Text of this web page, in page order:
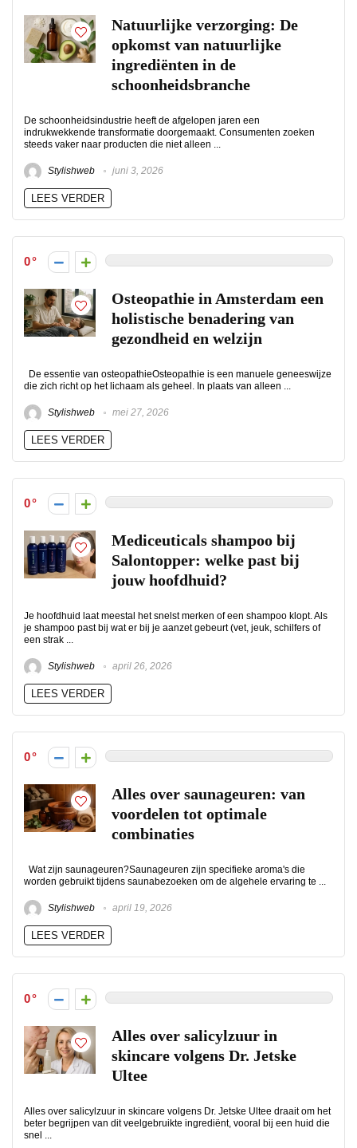
Natuurlijke verzorging: De
opkomst van natuurlijke
ingrediënten in de
schoonheidsbranche
De schoonheidsindustrie heeft de afgelopen jaren een
indrukwekkende transformatie doorgemaakt. Consumenten zoeken
steeds vaker naar producten die niet alleen ...
Stylishweb juni 3, 2026
LEES VERDER
0
Osteopathie in Amsterdam een
holistische benadering van
gezondheid en welzijn
De essentie van osteopathieOsteopathie is een manuele geneeswijze
die zich richt op het lichaam als geheel. In plaats van alleen ...
Stylishweb mei 27, 2026
LEES VERDER
0
Mediceuticals shampoo bij
Salontopper: welke past bij
jouw hoofdhuid?
Je hoofdhuid laat meestal het snelst merken of een shampoo klopt. Als
je shampoo past bij wat er bij je aanzet gebeurt (vet, jeuk, schilfers of
een strak ...
Stylishweb april 26, 2026
LEES VERDER
0
Alles over saunageuren: van
voordelen tot optimale
combinaties
Wat zijn saunageuren?Saunageuren zijn specifieke aroma's die
worden gebruikt tijdens saunabezoeken om de algehele ervaring te ...
Stylishweb april 19, 2026
LEES VERDER
0
Alles over salicylzuur in
skincare volgens Dr. Jetske
Ultee
Alles over salicylzuur in skincare volgens Dr. Jetske Ultee draait om het
beter begrijpen van dit veelgebruikte ingrediënt, vooral bij een huid die
snel ...